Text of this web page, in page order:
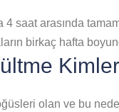
4 saat arasında
birkaç hafta
olan ve bu